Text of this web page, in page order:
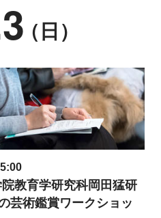
（日）
教育学研究科岡田猛研
芸術鑑賞ワークショッ